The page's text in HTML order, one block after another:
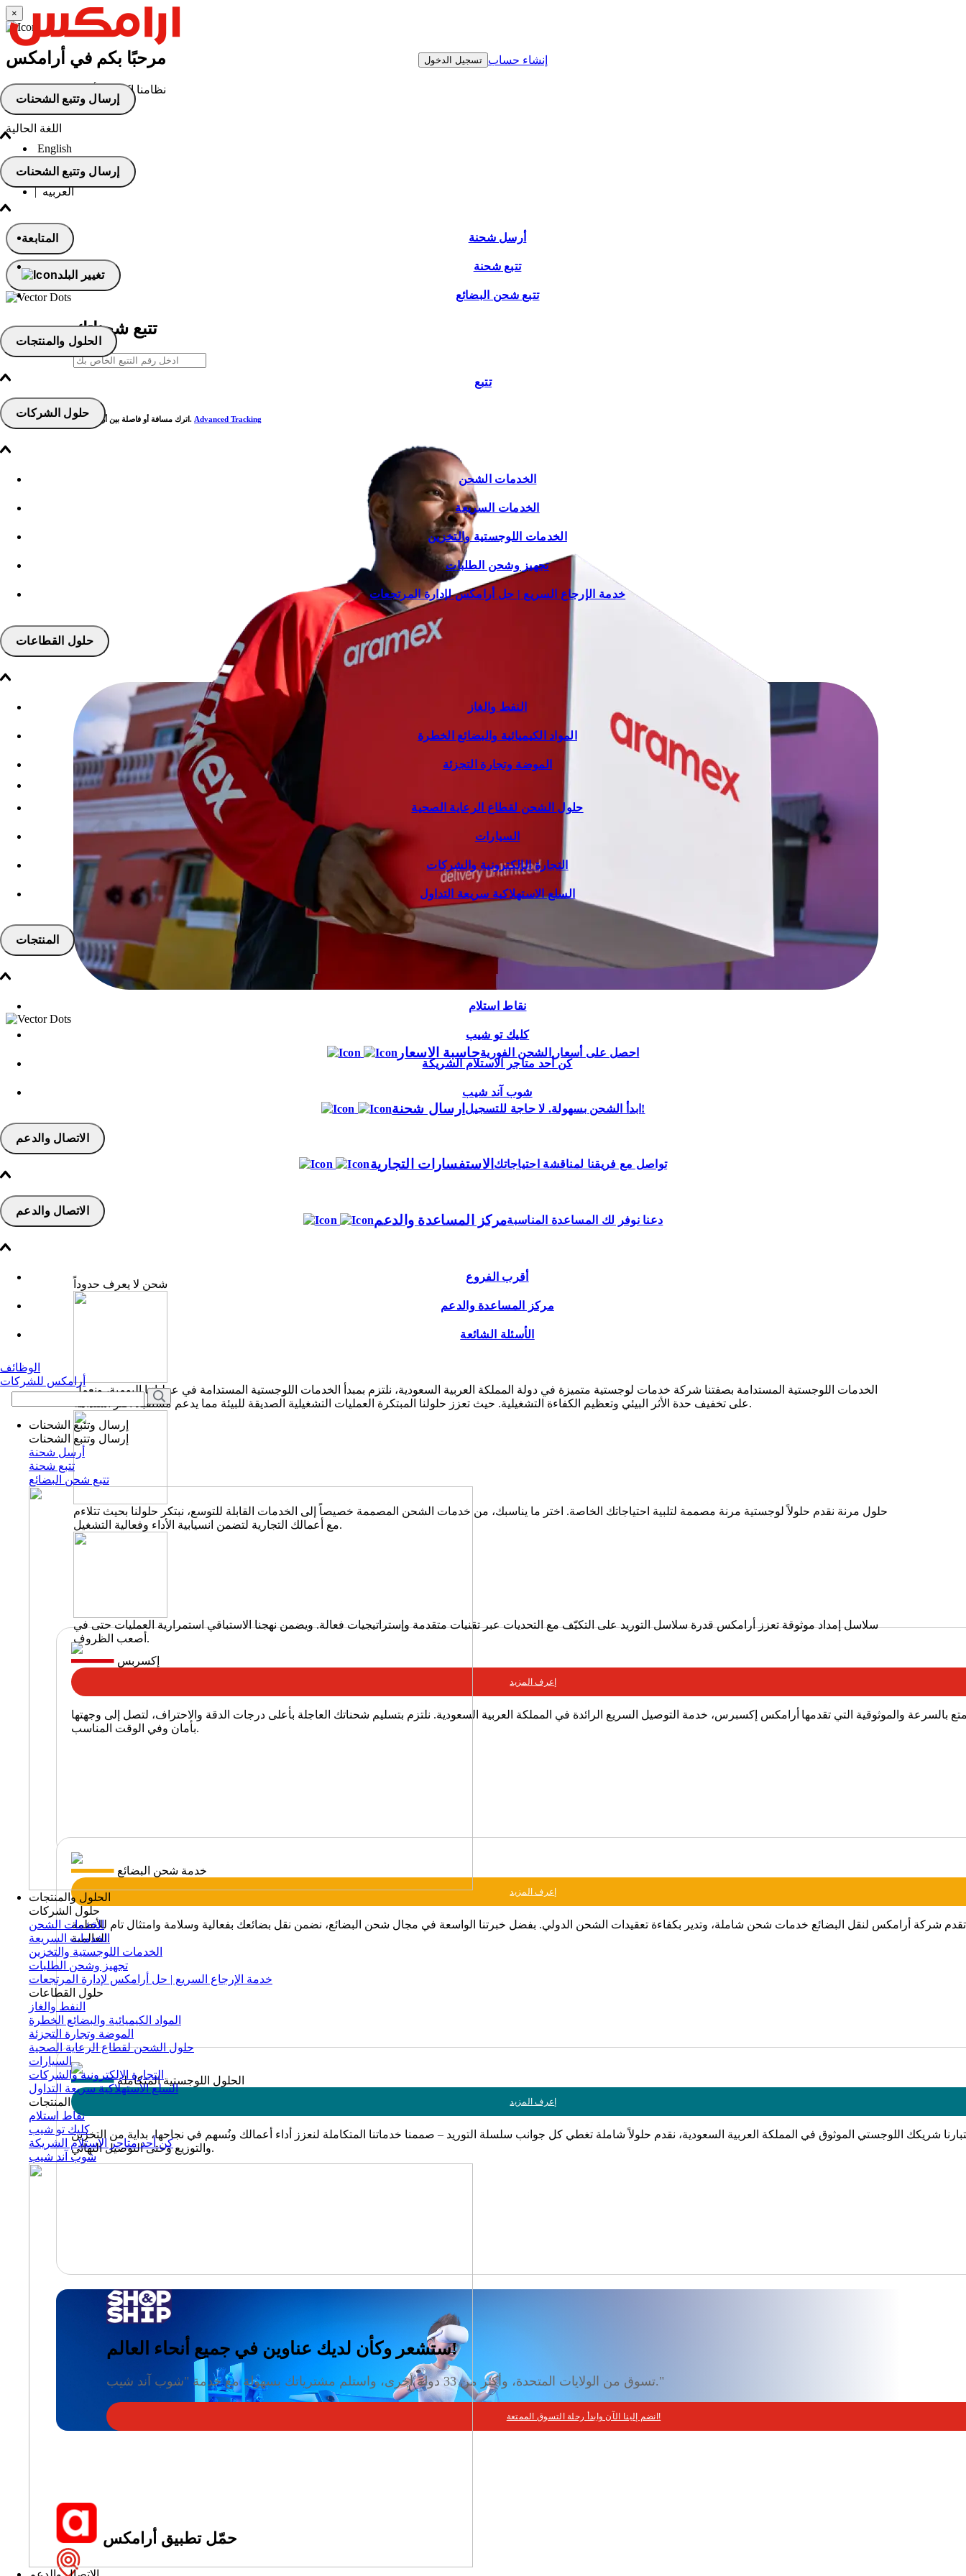
تسجيل الدخول إنشاء حساب
إرسال وتتبع الشحنات
إرسال وتتبع الشحنات
أرسل شحنة
تتبع شحنة
تتبع شحن البضائع
الحلول والمنتجات
حلول الشركات
الخدمات الشحن
الخدمات السريعة
الخدمات اللوجستية والتخزين
تجهيز وشحن الطلبات
خدمة الإرجاع السريع | حل أرامكس لإدارة المرتجعات
حلول القطاعات
النفط والغاز
المواد الكيميائية والبضائع الخطرة
الموضة وتجارة التجزئة
حلول الشحن لقطاع الرعاية الصحية
السيارات
التجارة الإلكترونية والشركات
السلع الاستهلاكية سريعة التداول
المنتجات
نقاط استلام
كليك تو شيب
كن أحد متاجر الاستلام الشريكة
شوب آند شيب
الاتصال والدعم
الاتصال والدعم
أقرب الفروع
مركز المساعدة والدعم
الأسئلة الشائعة
الوظائف
أرامكس للشركات
إرسال وتتبع الشحنات
إرسال وتتبع الشحنات
أرسل شحنة
تتبع شحنة
تتبع شحن البضائع
الحلول والمنتجات
حلول الشركات
الخدمات الشحن
الخدمات السريعة
الخدمات اللوجستية والتخزين
تجهيز وشحن الطلبات
خدمة الإرجاع السريع | حل أرامكس لإدارة المرتجعات
حلول القطاعات
النفط والغاز
المواد الكيميائية والبضائع الخطرة
الموضة وتجارة التجزئة
حلول الشحن لقطاع الرعاية الصحية
السيارات
التجارة الإلكترونية والشركات
السلع الاستهلاكية سريعة التداول
المنتجات
نقاط استلام
كليك تو شيب
كن أحد متاجر الاستلام الشريكة
شوب آند شيب
×
مرحبًا بكم في أرامكس
نظامنا اكتشف أنك موجود حاليًا في
المملكة العربية السعودية
اللغة الحالية
English
| العربيه - انثى
| العربيه
المتابعة
تغيير البلد
تتبع شحناتك
تتبع
اترك مسافة أو فاصلة بين أرقام التتبع. Advanced Tracking
حاسبة الاسعاراحصل على أسعار الشحن الفورية
ارسال شحنة ابدأ الشحن بسهولة. لا حاجة للتسجيل!
الاستفسارات التجارية تواصل مع فريقنا لمناقشة احتياجاتك
مركز المساعدة والدعمدعنا نوفر لك المساعدة المناسبة
شحن لا يعرف حدوداً
الخدمات اللوجستية المستدامة بصفتنا شركة خدمات لوجستية متميزة في دولة المملكة العربية السعودية، نلتزم بمبدأ الخدمات اللوجستية المستدامة في عملياتنا اليومية، ونعمل
على تخفيف حدة الأثر البيئي وتعظيم الكفاءة التشغيلية. حيث تعزز حلولنا المبتكرة العمليات التشغيلية الصديقة للبيئة مما يدعم مستقبلاً أكثر استدامة.
حلول مرنة نقدم حلولاً لوجستية مرنة مصممة لتلبية احتياجاتك الخاصة. اختر ما يناسبك، من خدمات الشحن المصممة خصيصاً إلى الخدمات القابلة للتوسع، نبتكر حلولنا بحيث تتلاءم
مع أعمالك التجارية لتضمن انسيابية الأداء وفعالية التشغيل.
سلاسل إمداد موثوقةتعزز أرامكس قدرة سلاسل التوريد على التكيّف مع التحديات عبر تقنيات متقدمة وإستراتيجيات فعالة. ويضمن نهجنا الاستباقي استمرارية العمليات حتى في
أصعب الظروف.
إكسربس
إعرف المزيد
بالسرعة والموثوقية التي تقدمها أرامكس إكسبرس، خدمة التوصيل السريع الرائدة في المملكة العربية السعودية. نلتزم بتسليم شحناتك العاجلة بأعلى درجات الدقة والاحتراف، لتصل إلى وجهتها
بأمان وفي الوقت المناسب.
خدمة شحن البضائع
إعرف المزيد
تقدم شركة أرامكس لنقل البضائع خدمات شحن شاملة، وتدير بكفاءة تعقيدات الشحن الدولي. بفضل خبرتنا الواسعة في مجال شحن البضائع، نضمن نقل بضائعك بفعالية وسلامة وامتثال تام للأنظمة
العالمية.
الحلول اللوجستية المتكاملة
إعرف المزيد
شريكك اللوجستي الموثوق في المملكة العربية السعودية، نقدم حلولاً شاملة تغطي كل جوانب سلسلة التوريد – صممنا خدماتنا المتكاملة لنعزز أداء أعمالك ونُسهم في نجاحها، بداية من التخزين
والتوزيع وحتى التوصيل النهائي.
ستشعر وكأن لديك عناوين في جميع أنحاء العالم!
تسوق من الولايات المتحدة، وأكثر من 33 دولة أخرى، واستلم مشترياتك بسهولة مع خدمة "شوب آند شيب."
انضم إلينا الآن وابدأ رحلة التسوق الممتعة!
حمّل تطبيق أرامكس